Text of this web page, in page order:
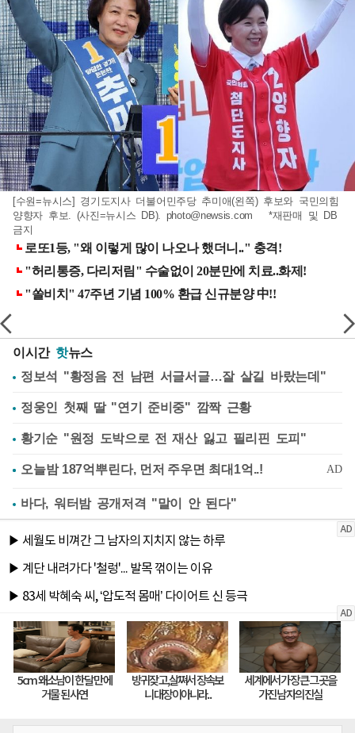
[수원=뉴시스] 경기도지사 더불어민주당 추미애(왼쪽) 후보와 국민의힘
양향자 후보. (사진=뉴시스 DB). photo@newsis.com *재판매 및 DB
금지
이시간 핫뉴스
정보석 "황정음 전 남편 서글서글…잘 살길 바랐는데"
정웅인 첫째 딸 "연기 준비중" 깜짝 근황
황기순 "원정 도박으로 전 재산 잃고 필리핀 도피"
바다, 워터밤 공개저격 "말이 안 된다"